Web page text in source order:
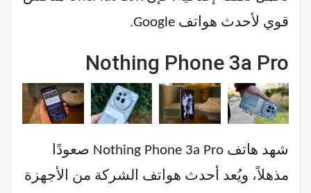
قوي لأحدث هواتف Google.
Nothing Phone 3a Pro
شهد هاتف Nothing Phone 3a Pro صعودًا
مذهلاً، ويُعد أحدث هواتف الشركة من الأجهزة